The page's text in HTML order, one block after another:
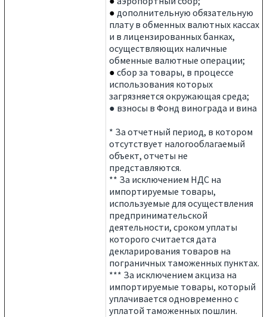
● дополнительную обязательную
плату в обменных валютных кассах
и в лицензированных банках,
осуществляющих наличные
обменные валютные операции;
● сбор за товары, в процессе
использования которых
загрязняется окружающая среда;
● взносы в Фонд винограда и вина
* За отчетный период, в котором
отсутствует налогооблагаемый
объект, отчеты не
представляются.
** За исключением НДС на
импортируемые товары,
используемые для осуществления
предпринимательской
деятельности, сроком уплаты
которого считается дата
декларирования товаров на
пограничных таможенных пунктах.
*** За исключением акциза на
импортируемые товары, который
уплачивается одновременно с
уплатой таможенных пошлин.